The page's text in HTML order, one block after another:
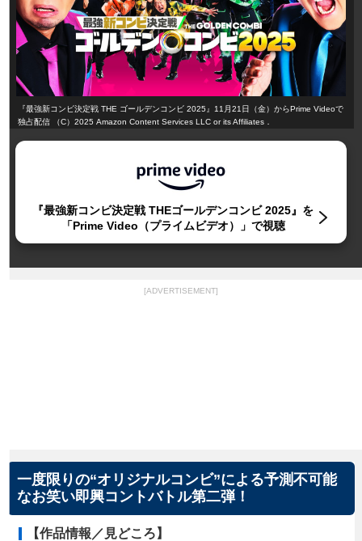
『最強新コンビ決定戦 THE ゴールデンコンビ 2025』11月21日（金）からPrime Videoで
独占配信 （C）2025 Amazon Content Services LLC or its Affiliates．
『最強新コンビ決定戦 THEゴールデンコンビ 2025』を
「Prime Video（プライムビデオ）」で視聴
[ADVERTISEMENT]
一度限りの“オリジナルコンビ”による予測不可能
なお笑い即興コントバトル第二弾！
【作品情報／見どころ】